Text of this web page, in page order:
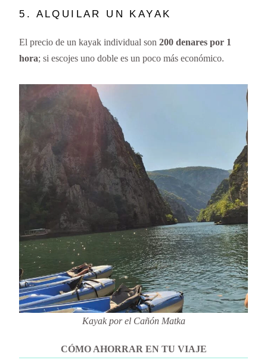
5. ALQUILAR UN KAYAK
El precio de un kayak individual son 200 denares por 1
hora; si escojes uno doble es un poco más económico.
Kayak por el Cañón Matka
CÓMO AHORRAR EN TU VIAJE